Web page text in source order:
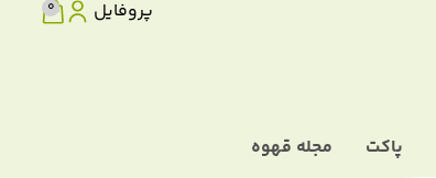
0 پروفایل
پاکت مجله قهوه